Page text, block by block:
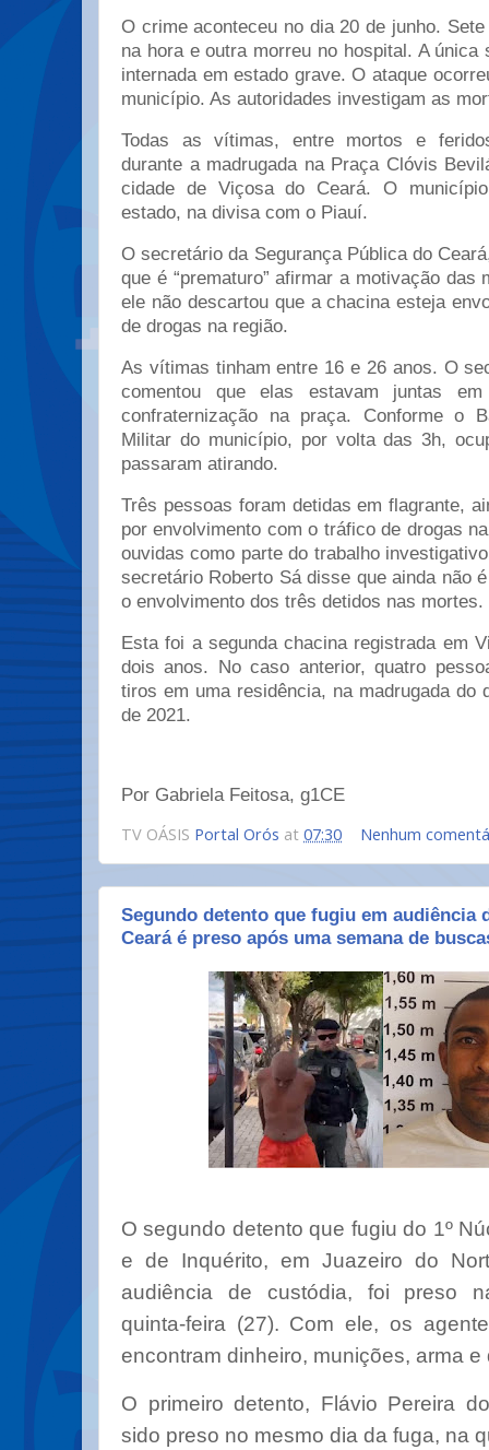
O crime aconteceu no dia 20 de junho.
na hora e outra morreu no hospital. A única
internada em estado grave. O ataque
município. As autoridades investigam as
Todas as vítimas, entre mortos e
durante a madrugada na Praça Clóvis
cidade de Viçosa do Ceará. O
estado, na divisa com o Piauí.
O secretário da Segurança Pública do
que é “prematuro” afirmar a motivação das
ele não descartou que a chacina esteja
de drogas na região.
As vítimas tinham entre 16 e 26 anos. O
comentou que elas estavam juntas
confraternização na praça. Conforme o
Militar do município, por volta das 3h,
passaram atirando.
Três pessoas foram detidas em flagrante,
por envolvimento com o tráfico de drogas
ouvidas como parte do trabalho
secretário Roberto Sá disse que ainda não
o envolvimento dos três detidos nas mortes.
Esta foi a segunda chacina registrada em
dois anos. No caso anterior, quatro
tiros em uma residência, na madrugada do
de 2021.
Por Gabriela Feitosa, g1CE
TV OÁSIS Portal Orós at 07:30 Nenhum
Segundo detento que fugiu em audiência
Ceará é preso após uma semana de
O segundo detento que fugiu do 1º
e de Inquérito, em Juazeiro do
audiência de custódia, foi preso
quinta-feira (27). Com ele, os
encontram dinheiro, munições, arma e
O primeiro detento, Flávio Pereira
sido preso no mesmo dia da fuga, na